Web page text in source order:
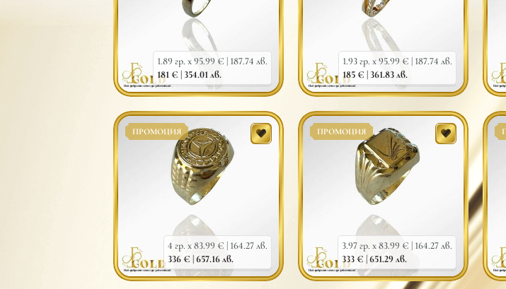
1.89 гр. x 95.99 € | 187.74 лв.
181 € |354.01 лв.
1.93 гр. x 95.99 € | 187.74 лв.
185 € |361.83 лв.
ПРОМОЦИЯ
4 гр. x 83.99 € | 164.27 лв.
336 € |657.16 лв.
ПРОМОЦИЯ
3.97 гр. x 83.99 € | 164.27 лв.
333 € |651.29 лв.